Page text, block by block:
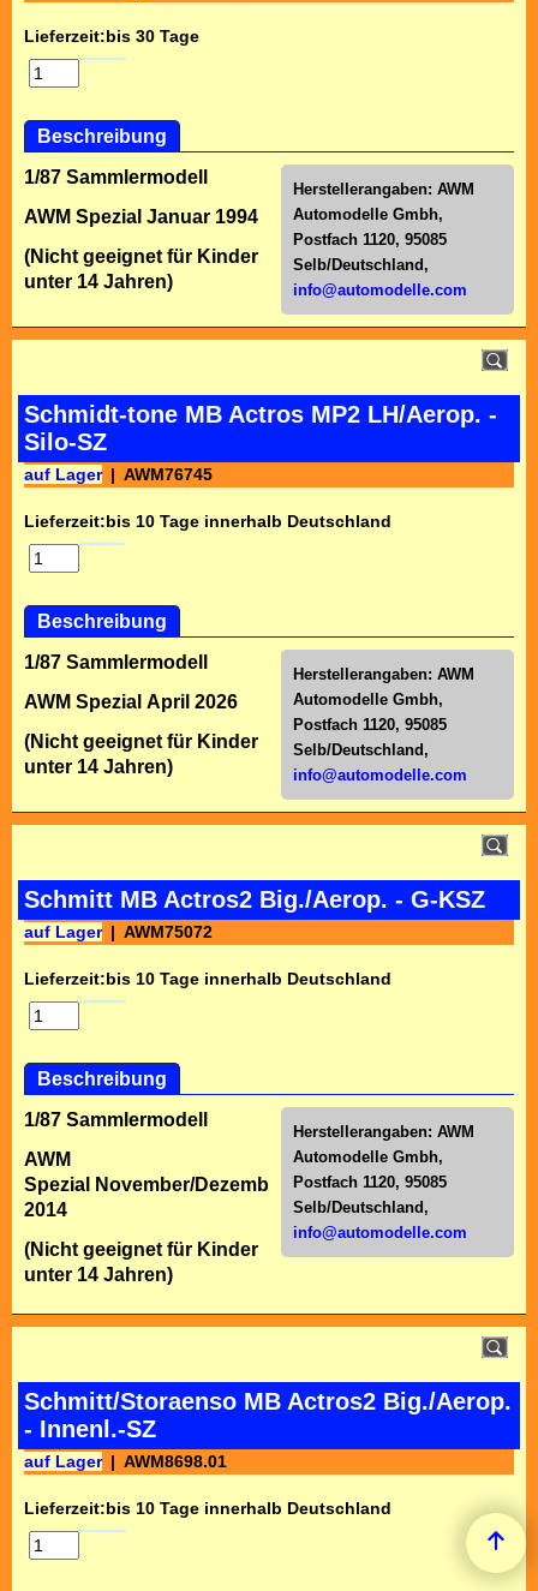
Lieferzeit:bis 30 Tage
Beschreibung
Herstellerangaben: AWM
Automodelle Gmbh,
Postfach 1120, 95085
Selb/Deutschl and,
info@automodelle.com
1/87 Sammlermodell
AWM Spezial Januar 1994
(Nicht geeignet für Kinder
unter 14 Jahren)
Schmidt-tone MB Actros MP2 LH/Aerop. -
Silo-SZ
auf Lager AWM76745
Lieferzeit:bis 10 Tage innerhalb Deutschland
Beschreibung
Herstellerangaben: AWM
Automodelle Gmbh,
Postfach 1120, 95085
Selb/Deutschl and,
info@automodelle.com
1/87 Sammlermodell
AWM Spezial April 2026
(Nicht geeignet für Kinder
unter 14 Jahren)
Schmitt MB Actros2 Big./Aerop. - G-KSZ
auf Lager AWM75072
Lieferzeit:bis 10 Tage innerhalb Deutschland
Beschreibung
Herstellerangaben: AWM
Automodelle Gmbh,
Postfach 1120, 95085
Selb/Deutschl and,
info@automodelle.com
1/87 Sammlermodell
AWM
Spezial November/Dezember
2014
(Nicht geeignet für Kinder
unter 14 Jahren)
Schmitt/Storaenso MB Actros2 Big./Aerop.
- Innenl.-SZ
auf Lager AWM8698.01
Lieferzeit:bis 10 Tage innerhalb Deutschland